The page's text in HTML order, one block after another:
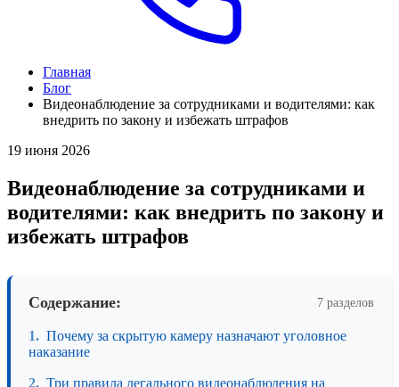
Главная
Блог
Видеонаблюдение за сотрудниками и водителями: как
внедрить по закону и избежать штрафов
19 июня 2026
Видеонаблюдение за сотрудниками и
водителями: как внедрить по закону и
избежать штрафов
Содержание: 7 разделов
Почему за скрытую камеру назначают уголовное
наказание
Три правила легального видеонаблюдения на